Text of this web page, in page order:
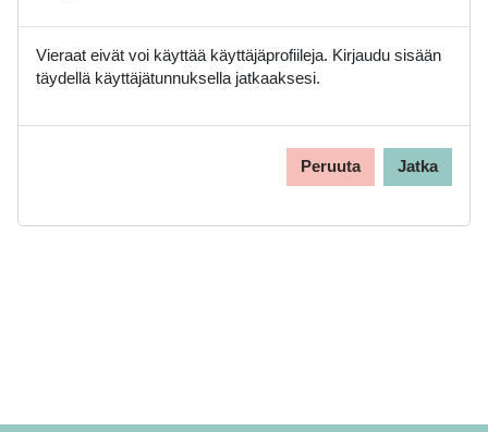
Vieraat eivät voi käyttää käyttäjäprofiileja. Kirjaudu sisään
täydellä käyttäjätunnuksella jatkaaksesi.
Peruuta Jatka